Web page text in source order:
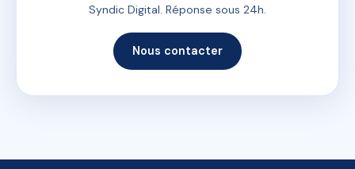
Syndic Digital. Réponse sous 24h.
Nous contacter